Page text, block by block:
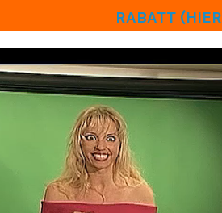
RABATT